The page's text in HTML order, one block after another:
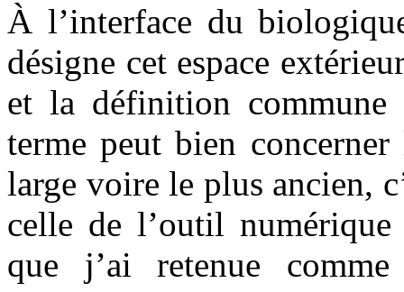
À l’interface du
désigne cet espace
et la définition commune
terme peut bien
large voire le plus ancien,
celle de l’outil
que j’ai retenue